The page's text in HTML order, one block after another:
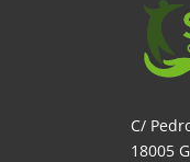
C/
18005